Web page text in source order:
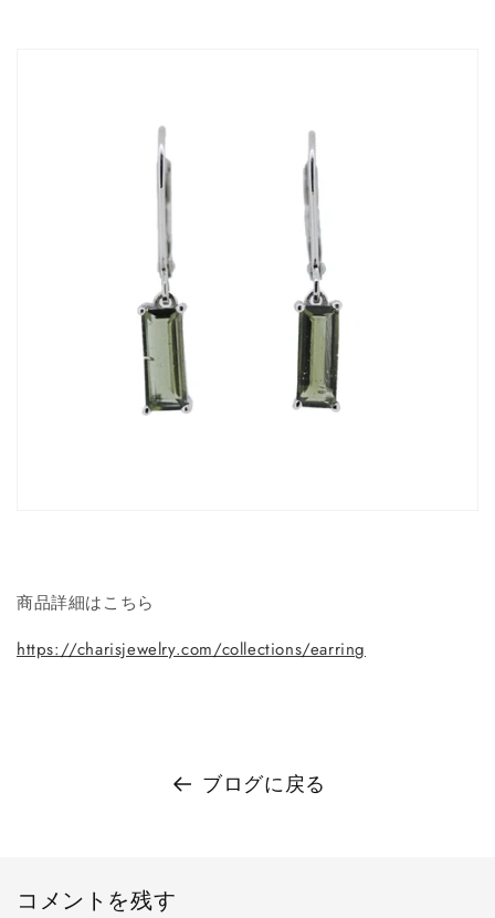
商品詳細はこちら
https://charisjewelry.com/collections/earring
ブログに戻る
コメントを残す